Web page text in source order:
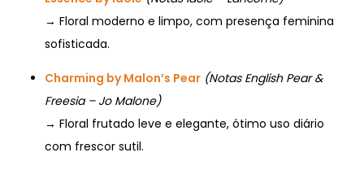
→ Floral moderno e limpo, com presença feminina
sofisticada.
Charming by Malon’s Pear (Notas English Pear &
Freesia – Jo Malone)
→ Floral frutado leve e elegante, ótimo uso diário
com frescor sutil.